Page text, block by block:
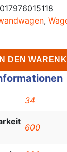
,
IN DEN
34
600